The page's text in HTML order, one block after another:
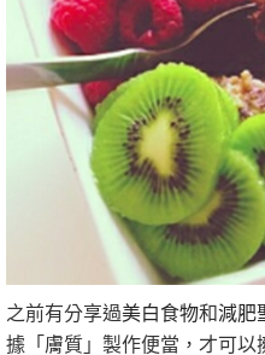
之前有分享過美白食物和減肥
據「膚質」製作便當，才可